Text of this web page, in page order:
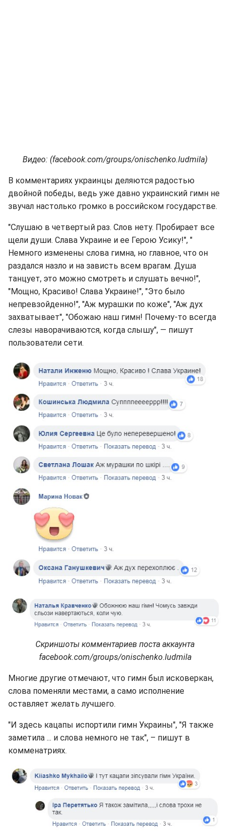
Видео: (facebook.com/groups/onischenko.ludmila)
В комментариях украинцы деляются радостью
двойной победы, ведь уже давно украинский гимн не
звучал настолько громко в российском государстве.
"Слушаю в четвертый раз. Слов нету. Пробирает все
щели души. Слава Украине и ее Герою Усику!", "
Немного изменены слова гимна, но главное, что он
раздался назло и на зависть всем врагам. Душа
танцует, это можно смотреть и слушать вечно!",
"Мощно, Красиво! Слава Украине!", "Это было
непревзойденно!", "Аж мурашки по коже", "Аж дух
захватывает", "Обожаю наш гимн! Почему-то всегда
слезы наворачиваются, когда слышу", — пишут
пользователи сети.
Скриншоты комментариев поста аккаунта
facebook.com/groups/onischenko.ludmila
Многие другие отмечают, что гимн был исковеркан,
слова поменяли местами, а само исполнение
оставляет желать лучшего.
"И здесь кацапы испортили гимн Украины", "Я также
заметила ... и слова немного не так", – пишут в
комменатриях.